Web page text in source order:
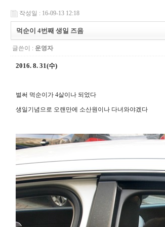
작성일 : 16-09-13 12:18
먹순이 4번째 생일 즈음
글쓴이 : 운영자
2016. 8. 31(수)
벌써 먹순이가 4살이나 되었다
생일기념으로 오랜만에 소산원이나 다녀와야겠다